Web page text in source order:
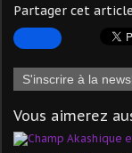
Partager cet article
S'inscrire à la
Vous aimerez